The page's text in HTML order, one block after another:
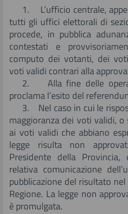
1. L’ufficio centrale,
tutti gli uffici elettorali di
procede, in pubblica
contestati e
computo dei votanti, dei
voti validi contrari alla
2. Alla fine delle
proclama l’esito del
3. Nel caso in cui le
maggioranza dei voti validi,
ai voti validi che abbiano
legge risulta non
Presidente della
relativa comunicazione
pubblicazione del risultato
Regione. La legge non
è promulgata.